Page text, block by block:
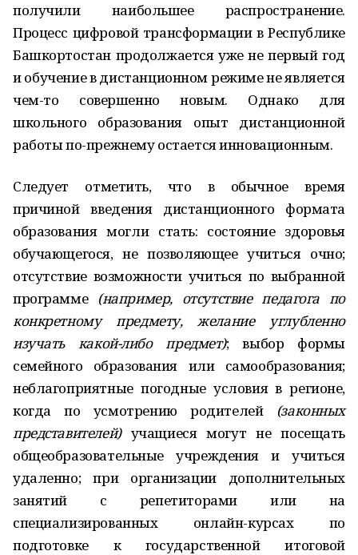
получили наибольшее распространение.
Процесс цифровой трансформации в Республике
Башкортостан продолжается уже не первый год
и обучение в дистанционном режиме не является
чем-то совершенно новым. Однако для
школьного образования опыт дистанционной
работы по-прежнему остается инновационным.
Следует отметить, что в обычное время
причиной введения дистанционного формата
образования могли стать: состояние здоровья
обучающегося, не позволяющее учиться очно;
отсутствие возможности учиться по выбранной
программе (например, отсутствие педагога по
конкретному предмету, желание углубленно
изучать какой-либо предмет); выбор формы
семейного образования или самообразования;
неблагоприятные погодные условия в регионе,
когда по усмотрению родителей (законных
представителей)учащиеся могут не посещать
общеобразовательные учреждения и учиться
удаленно; при организации дополнительных
занятий с репетиторами или на
специализированных онлайн-курсах по
подготовке к государственной итоговой